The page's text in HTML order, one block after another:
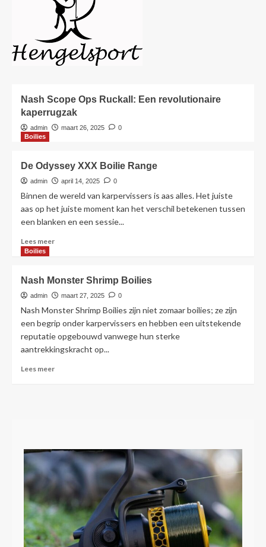
Nash Scope Ops Ruckall: Een revolutionaire
kaperrugzak
admin maart 26, 2025
0
Boilies
De Odyssey XXX Boilie Range
admin april 14, 2025 0
Binnen de wereld van karpervissers is aas alles. Het juiste
aas op het juiste moment kan het verschil betekenen tussen
een blanken en een sessie...
Lees meerLees
Odyssey
XXX
Boilie
Boilies
Nash Monster Shrimp Boilies
admin maart 27, 2025 0
Nash Monster Shrimp Boilies zijn niet zomaar boilies; ze zijn
een begrip onder karpervissers en hebben een uitstekende
reputatie opgebouwd vanwege hun sterke
aantrekkingskracht op...
Lees meerLees